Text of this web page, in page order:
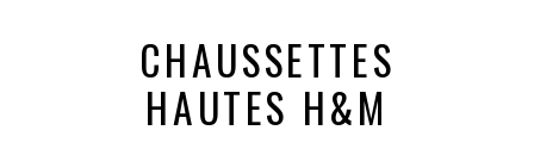
CHAUSSETTES
HAUTES H&M